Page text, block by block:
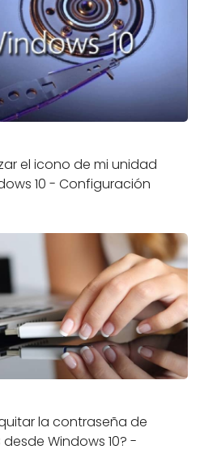
el icono de mi unidad
10 - Configuración
la contraseña de
Windows 10? -